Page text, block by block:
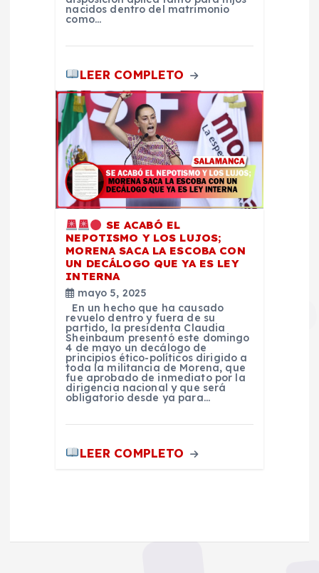
nacidos dentro del matrimonio
como…
LEER COMPLETO
SE ACABÓ EL
NEPOTISMO Y LOS LUJOS;
MORENA SACA LA ESCOBA CON
UN DECÁLOGO QUE YA ES LEY
INTERNA
mayo 5, 2025
En un hecho que ha causado
revuelo dentro y fuera de su
partido, la presidenta Claudia
Sheinbaum presentó este domingo
4 de mayo un decálogo de
principios ético-políticos dirigido a
toda la militancia de Morena, que
fue aprobado de inmediato por la
dirigencia nacional y que será
obligatorio desde ya para…
LEER COMPLETO